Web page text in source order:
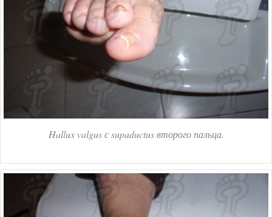
Hallux valgus с supaductus второго пальца.